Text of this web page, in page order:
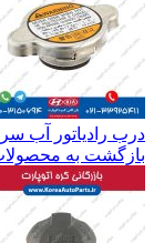
درب رادیاتور آب
بازگشت به